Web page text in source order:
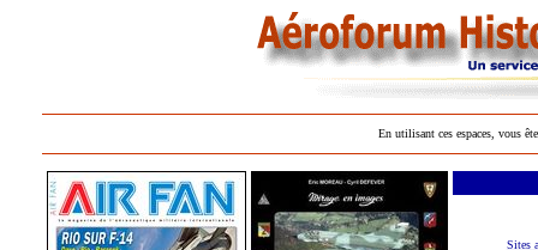
En utilisant ces espaces, vous
Sites